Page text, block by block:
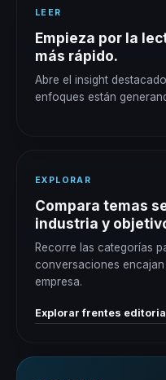
LEER
Empieza por la
más rápido.
Abre el insight
enfoques están
EXPLORAR
Compara temas
industria y
Recorre las categorías
conversaciones
empresa.
Explorar frentes